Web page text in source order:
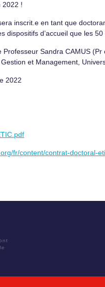
2022 !
inscrit.e en tant que
dispositifs d’accueil que les
Sandra CAMUS
et Management,
2022
fr/content/contrat-doctoral-